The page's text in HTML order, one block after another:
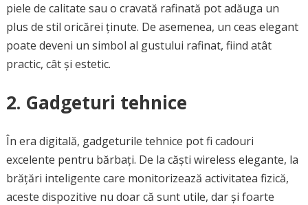
piele de calitate sau o cravată rafinată pot adăuga un
plus de stil oricărei ținute. De asemenea, un ceas elegant
poate deveni un simbol al gustului rafinat, fiind atât
practic, cât și estetic.
2. Gadgeturi tehnice
În era digitală, gadgeturile tehnice pot fi cadouri
excelente pentru bărbați. De la căști wireless elegante, la
brățări inteligente care monitorizează activitatea fizică,
aceste dispozitive nu doar că sunt utile, dar și foarte